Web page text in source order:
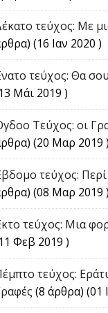
τεύχος: Με
(16 Ιαν 2020 )
τεύχος: Θα
Μάι 2019 )
Τεύχος: οι
(20 Μαρ 2019 )
τεύχος:
(08 Μαρ 2019 )
τεύχος: Μια
Φεβ 2019 )
τεύχος:
(8 άρθρα) (01